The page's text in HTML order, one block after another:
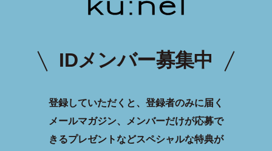
IDメンバー募集中
登録していただくと、登録者のみに届く
メールマガジン、メンバーだけが応募で
きるプレゼントなどスペシャルな特典が